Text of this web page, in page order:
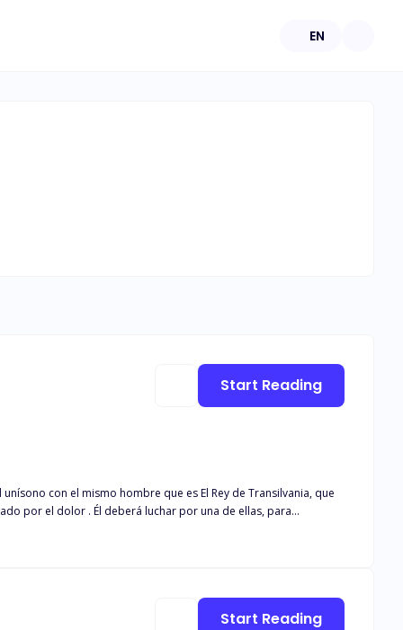
EN
con el mismo hombre que es El Rey de Transilvania, que
por el dolor . Él deberá luchar por una de ellas, para
que es el único en su especie, capaz de transformarse en
Start Reading
Start Reading